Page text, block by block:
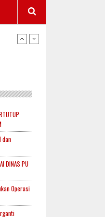
Ngopi
JKN
dan
DINAS PU
Operasi